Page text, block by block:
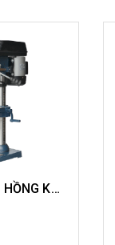
KHOAN BÀN HỒNG KÝ KD 800